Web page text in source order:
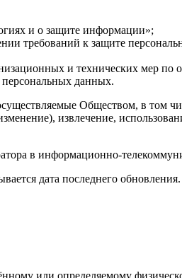
и о защите информации»;
требований к защите
и технических мер по
данных.
Обществом, в том
извлечение,
в информационно-
дата последнего
или определяемому